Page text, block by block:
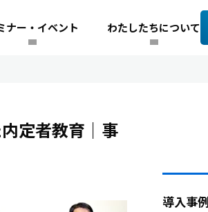
ナー・イベント わたしたちについて
定者教育｜事
導入事例